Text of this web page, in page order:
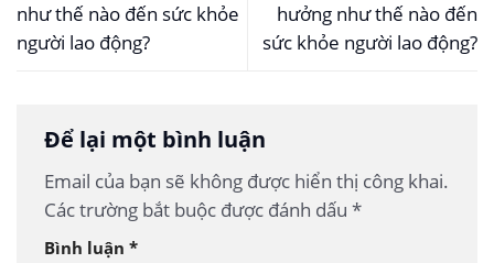
như thế nào đến sức khỏe
người lao động?
hưởng như thế nào đến
sức khỏe người lao động?
Để lại một bình luận
Email của bạn sẽ không được hiển thị công khai.
Các trường bắt buộc được đánh dấu *
Bình luận *